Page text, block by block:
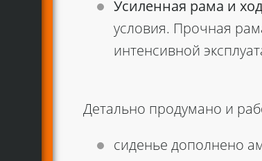
Усиленная рама и
условия. Прочная
интенсивной
Детально продумано и
сиденье дополнено